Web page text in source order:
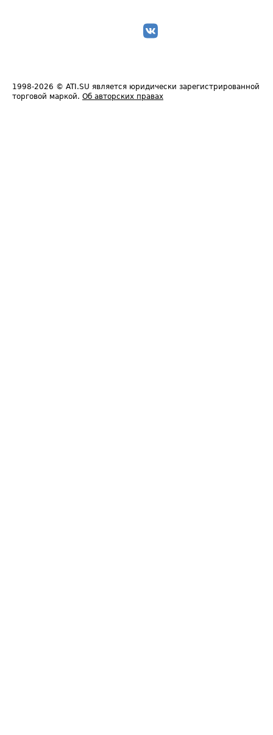
1998-2026 © ATI.SU является юридически зарегистрированной
торговой маркой. Об авторских правах